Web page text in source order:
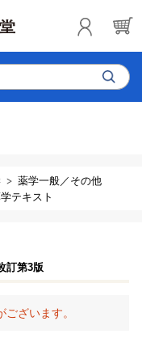
薬学一般／その他
テキスト
訂第3版
ざいます。